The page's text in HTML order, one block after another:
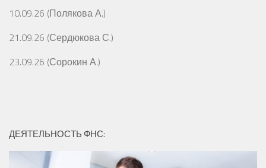
10.09.26 (Полякова А.)
21.09.26 (Сердюкова С.)
23.09.26 (Сорокин А.)
ДЕЯТЕЛЬНОСТЬ ФНС: